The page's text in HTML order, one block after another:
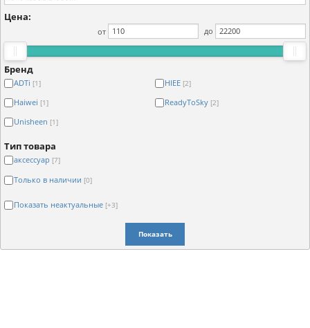
Цена:
от до
Бренд
ADTi [1] HIEE [2]
Haiwei [1] ReadyToSky [2]
Unisheen [1]
Тип товара
аксессуар [7]
Только в наличии [0]
Показать неактуальные [+3]
Показать